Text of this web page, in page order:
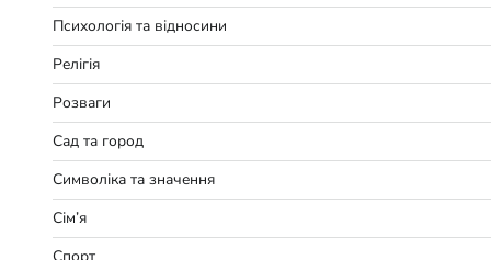
Психологія та відносини
Релігія
Розваги
Сад та город
Символіка та значення
Сім’я